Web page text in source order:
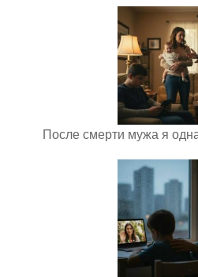
После смерти мужа я